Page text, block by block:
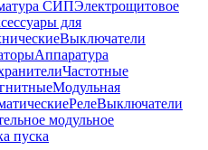
СИПЭлектрощитовое
для
Выключатели
Аппаратура
Частотные
Модульная
РелеВыключатели
модульное
пуска